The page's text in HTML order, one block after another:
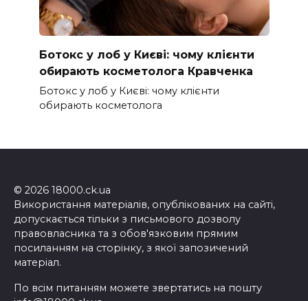
Ботокс у лоб у Києві: чому клієнти
обирають косметолога Кравченка
Ботокс у лоб у Києві: чому клієнти
обирають косметолога
© 2026 18000.ck.ua
Використання матеріалів, опублікованих на сайті,
допускається тільки з письмового дозволу
правовласника та з обов'язковим прямим
посиланням на сторінку, з якої запозичений
матеріал.
По всім питанням можете звертатись на пошту